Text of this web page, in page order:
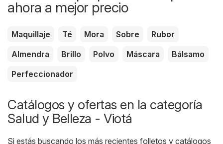
ahora a mejor precio
Maquillaje Té Mora Sobre
Rubor
Almendra
Brillo Polvo Máscara
Bálsamo
Perfeccionador
Catálogos y ofertas en la categoría
Salud y Belleza - Viotá
Si estás buscando los más recientes folletos y catálogos